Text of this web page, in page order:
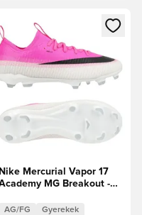
vagy a tagként
egy modált a
Nike Mercurial Vapor 17
MG Breakout -
rózsaszín Gyerek
AG/FG Gyerekek